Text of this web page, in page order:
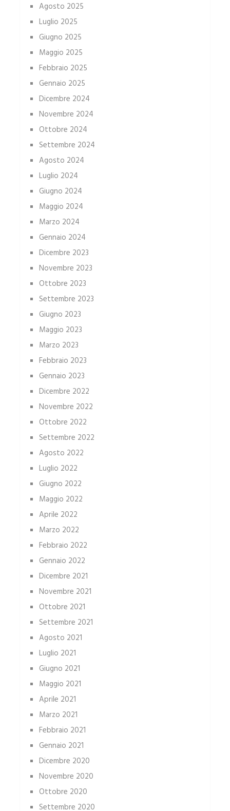
Agosto 2025
Luglio 2025
Giugno 2025
Maggio 2025
Febbraio 2025
Gennaio 2025
Dicembre 2024
Novembre 2024
Ottobre 2024
Settembre 2024
Agosto 2024
Luglio 2024
Giugno 2024
Maggio 2024
Marzo 2024
Gennaio 2024
Dicembre 2023
Novembre 2023
Ottobre 2023
Settembre 2023
Giugno 2023
Maggio 2023
Marzo 2023
Febbraio 2023
Gennaio 2023
Dicembre 2022
Novembre 2022
Ottobre 2022
Settembre 2022
Agosto 2022
Luglio 2022
Giugno 2022
Maggio 2022
Aprile 2022
Marzo 2022
Febbraio 2022
Gennaio 2022
Dicembre 2021
Novembre 2021
Ottobre 2021
Settembre 2021
Agosto 2021
Luglio 2021
Giugno 2021
Maggio 2021
Aprile 2021
Marzo 2021
Febbraio 2021
Gennaio 2021
Dicembre 2020
Novembre 2020
Ottobre 2020
Settembre 2020